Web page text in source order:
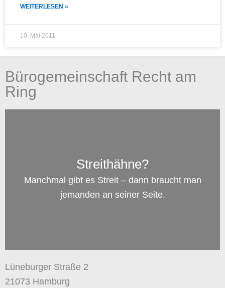
WEITERLESEN »
10. Mai 2011
Bürogemeinschaft Recht am
Ring
Streithähne?
Manchmal gibt es Streit – dann braucht man
jemanden an seiner Seite.
Lüneburger Straße 2
21073 Hamburg